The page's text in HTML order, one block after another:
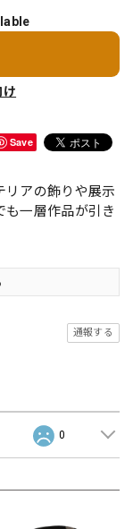
け
Save
リアの飾りや展示
も一層作品が引き
通報する
0